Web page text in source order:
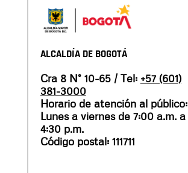
ALCALDÍA DE BOGOTÁ
Cra 8 N° 10-65 / Tel: +57 (601)
381-3000
Horario de atención al público:
Lunes a viernes de 7:00 a.m. a
4:30 p.m.
Código postal: 111711